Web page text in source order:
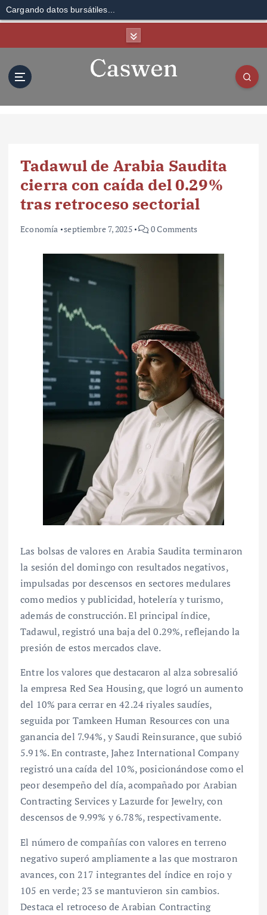
Cargando datos bursátiles...
Tadawul de Arabia Saudita
cierra con caída del 0.29%
tras retroceso sectorial
Economía septiembre 7, 2025 0 Comments
Las bolsas de valores en Arabia Saudita terminaron
la sesión del domingo con resultados negativos,
impulsadas por descensos en sectores medulares
como medios y publicidad, hotelería y turismo,
además de construcción. El principal índice,
Tadawul, registró una baja del 0.29%, reflejando la
presión de estos mercados clave.
Entre los valores que destacaron al alza sobresalió
la empresa Red Sea Housing, que logró un aumento
del 10% para cerrar en 42.24 riyales saudíes,
seguida por Tamkeen Human Resources con una
ganancia del 7.94%, y Saudi Reinsurance, que subió
5.91%. En contraste, Jahez International Company
registró una caída del 10%, posicionándose como el
peor desempeño del día, acompañado por Arabian
Contracting Services y Lazurde for Jewelry, con
descensos de 9.99% y 6.78%, respectivamente.
El número de compañías con valores en terreno
negativo superó ampliamente a las que mostraron
avances, con 217 integrantes del índice en rojo y
105 en verde; 23 se mantuvieron sin cambios.
Destaca el retroceso de Arabian Contracting